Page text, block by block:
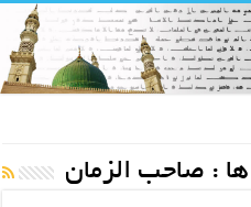
: صاحب الزمان